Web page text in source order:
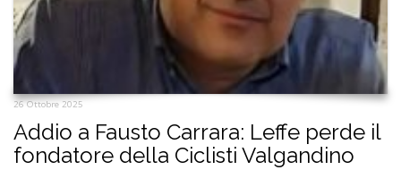
26 Ottobre 2025
Addio a Fausto Carrara: Leffe perde il
fondatore della Ciclisti Valgandino